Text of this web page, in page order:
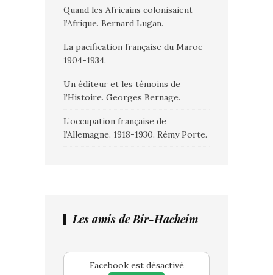
Quand les Africains colonisaient
l’Afrique. Bernard Lugan.
La pacification française du Maroc
1904-1934.
Un éditeur et les témoins de
l’Histoire. Georges Bernage.
L’occupation française de
l’Allemagne. 1918-1930. Rémy Porte.
Les amis de Bir-Hacheim
Facebook est désactivé